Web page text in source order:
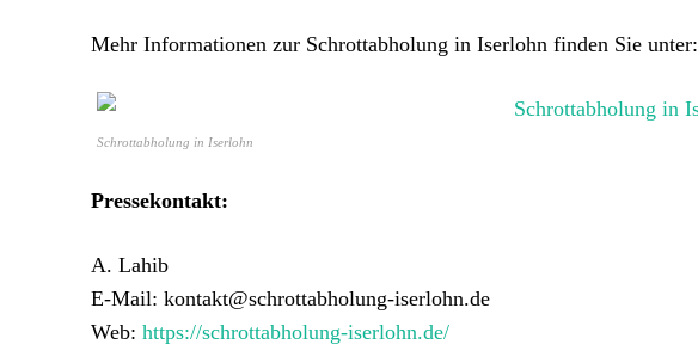
Mehr Informationen zur Schrottabholung in Iserlohn finden Sie unter:
Schrottabholung in Iserlohn
Pressekontakt:
A. Lahib
E-Mail: kontakt@schrottabholung-iserlohn.de
Web: https://schrottabholung-iserlohn.de/